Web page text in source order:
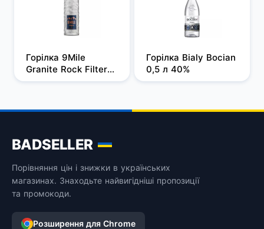
Горілка 9Mile
Granite Rock Filtered
1 л, 37,5%
Горілка Bialy Bocian
0,5 л 40%
BADSELLER
Порівняння цін і знижки в українських
магазинах. Знаходьте найвигідніші пропозиції
та промокоди.
Розширення для Chrome